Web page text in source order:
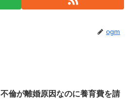
ogm
不倫が離婚原因なのに養育費を請